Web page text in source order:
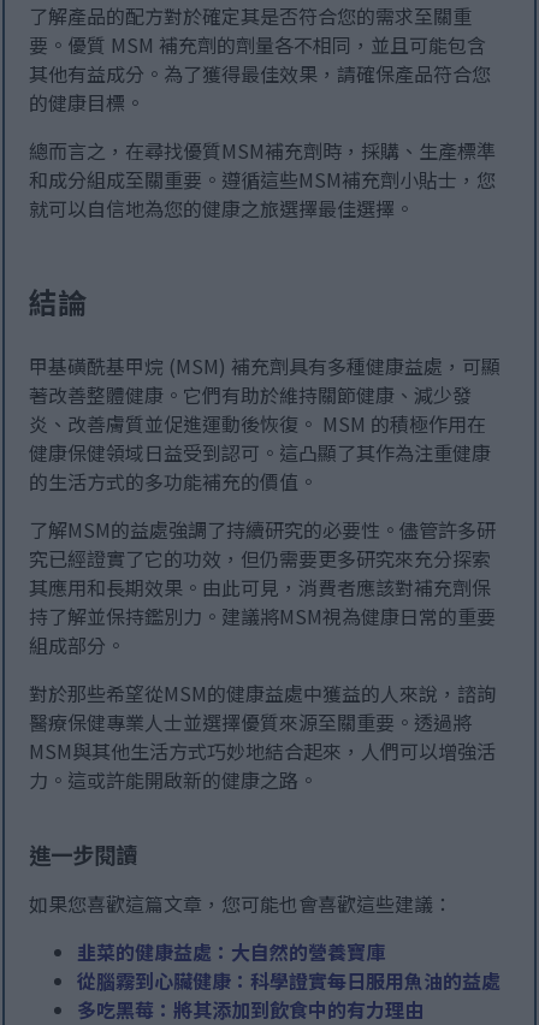
了解產品的配方對於確定其是否符合您的需求至關重
要。優質 MSM 補充劑的劑量各不相同，並且可能包含
其他有益成分。為了獲得最佳效果，請確保產品符合您
的健康目標。
總而言之，在尋找優質MSM補充劑時，採購、生產標準
和成分組成至關重要。遵循這些MSM補充劑小貼士，您
就可以自信地為您的健康之旅選擇最佳選擇。
結論
甲基磺酰基甲烷 (MSM) 補充劑具有多種健康益處，可顯
著改善整體健康。它們有助於維持關節健康、減少發
炎、改善膚質並促進運動後恢復。 MSM 的積極作用在
健康保健領域日益受到認可。這凸顯了其作為注重健康
的生活方式的多功能補充的價值。
了解MSM的益處強調了持續研究的必要性。儘管許多研
究已經證實了它的功效，但仍需要更多研究來充分探索
其應用和長期效果。由此可見，消費者應該對補充劑保
持了解並保持鑑別力。建議將MSM視為健康日常的重要
組成部分。
對於那些希望從MSM的健康益處中獲益的人來說，諮詢
醫療保健專業人士並選擇優質來源至關重要。透過將
MSM與其他生活方式巧妙地結合起來，人們可以增強活
力。這或許能開啟新的健康之路。
進一步閱讀
如果您喜歡這篇文章，您可能也會喜歡這些建議：
韭菜的健康益處：大自然的營養寶庫
從腦霧到心臟健康：科學證實每日服用魚油的益處
多吃黑莓：將其添加到飲食中的有力理由